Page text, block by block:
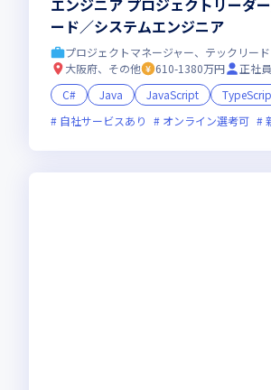
エンジニア プロジェクトリーダ
ード／システムエンジニア
プロジェクトマネージャー、テックリード
大阪府、その他
610-1380万円
正社員
C#
Java JavaScript
自社サービスあり
オンライン選考可